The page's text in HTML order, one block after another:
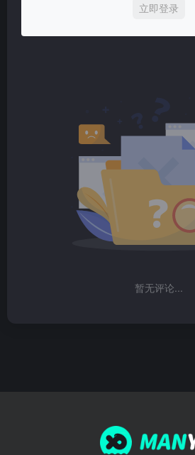
立即登录
暂无评论...